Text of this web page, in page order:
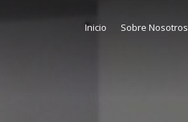
Inicio Sobre Nosotros